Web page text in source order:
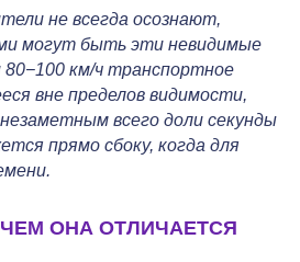
не всегда осознают,
могут быть эти невидимые
км/ч транспортное
вне пределов видимости,
всего доли секунды
прямо сбоку, когда для
ОНА ОТЛИЧАЕТСЯ